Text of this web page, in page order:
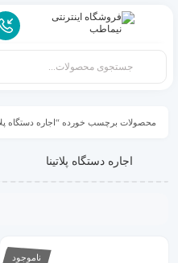
محصولات برچسب خورده “اجاره دستگاه
اجاره دستگاه پلاتینا
ناموجود